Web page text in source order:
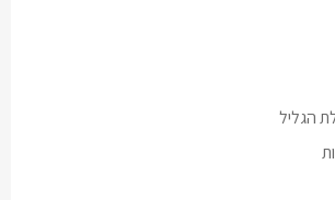
הגליל